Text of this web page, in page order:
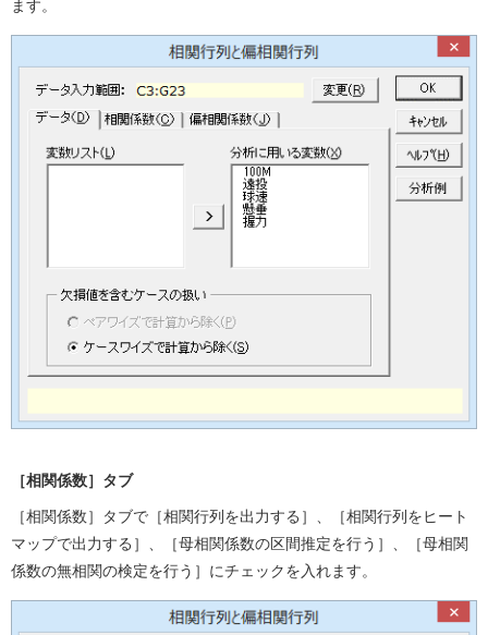
ます。
［相関係数］タブ
［相関係数］タブで［相関行列を出力する］、［相関行列をヒート
マップで出力する］、［母相関係数の区間推定を行う］、［母相関
係数の無相関の検定を行う］にチェックを入れます。